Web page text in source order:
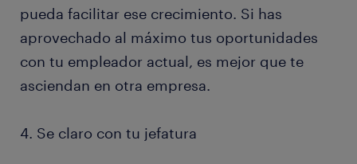
pueda facilitar ese crecimiento. Si has
aprovechado al máximo tus oportunidades
con tu empleador actual, es mejor que te
asciendan en otra empresa.
4. Se claro con tu jefatura